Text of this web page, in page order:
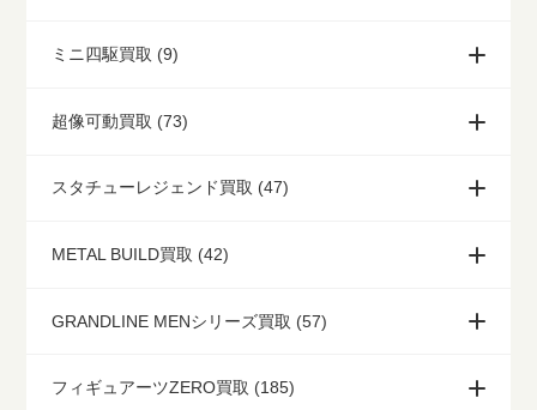
ミニ四駆買取 (9)
超像可動買取 (73)
スタチューレジェンド買取 (47)
METAL BUILD買取 (42)
GRANDLINE MENシリーズ買取 (57)
フィギュアーツZERO買取 (185)